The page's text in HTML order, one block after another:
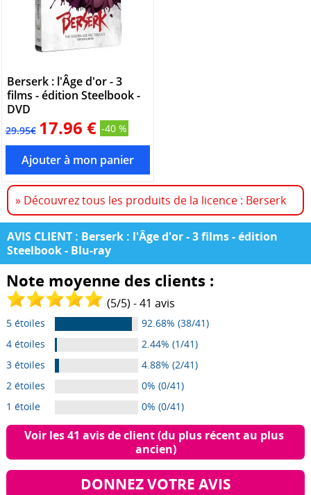
Berserk : l'Âge d'or - 3
films - édition Steelbook -
DVD
29.95€ 17.96 € -40 %
» Découvrez tous les produits de la licence : Berserk
AVIS CLIENT : Berserk : l'Âge d'or - 3 films - édition
Steelbook - Blu-ray
Note moyenne des clients :
(5/5) -41 avis
5 étoiles
92.68% (38/41)
4 étoiles
2.44% (1/41)
3 étoiles
4.88% (2/41)
2 étoiles
0% (0/41)
1 étoile
0% (0/41)
Voir les 41 avis de client (du plus récent au plus
ancien)
DONNEZ VOTRE AVIS